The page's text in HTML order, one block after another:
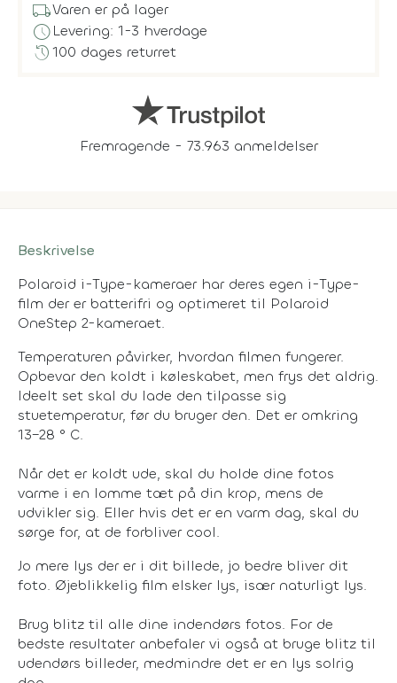
local_shippingVaren er på lager
scheduleLevering: 1-3 hverdage
history100 dages returret
Fremragende - 73.963 anmeldelser
Beskrivelse
Polaroid i-Type-kameraer har deres egen i-Type-
film der er batterifri og optimeret til Polaroid
OneStep 2-kameraet.
Temperaturen påvirker, hvordan filmen fungerer.
Opbevar den koldt i køleskabet, men frys det aldrig.
Ideelt set skal du lade den tilpasse sig
stuetemperatur, før du bruger den. Det er omkring
13–28 ° C.
Når det er koldt ude, skal du holde dine fotos
varme i en lomme tæt på din krop, mens de
udvikler sig. Eller hvis det er en varm dag, skal du
sørge for, at de forbliver cool.
Jo mere lys der er i dit billede, jo bedre bliver dit
foto. Øjeblikkelig film elsker lys, især naturligt lys.
Brug blitz til alle dine indendørs fotos. For de
bedste resultater anbefaler vi også at bruge blitz til
udendørs billeder, medmindre det er en lys solrig